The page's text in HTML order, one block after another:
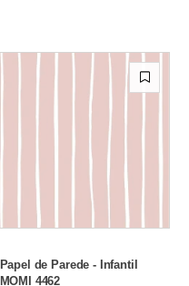
Papel de Parede - Infantil
MOMI 4462